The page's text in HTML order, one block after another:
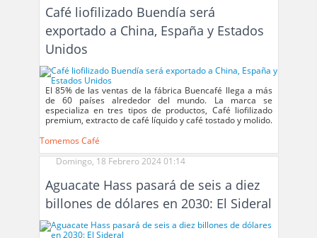
Café liofilizado Buendía será
exportado a China, España y Estados
Unidos
El 85% de las ventas de la fábrica Buencafé llega a más
de 60 países alrededor del mundo. La marca se
especializa en tres tipos de productos, Café liofilizado
premium, extracto de café líquido y café tostado y molido.
Tomemos Café
Domingo, 18 Febrero 2024 01:14
Aguacate Hass pasará de seis a diez
billones de dólares en 2030: El Sideral